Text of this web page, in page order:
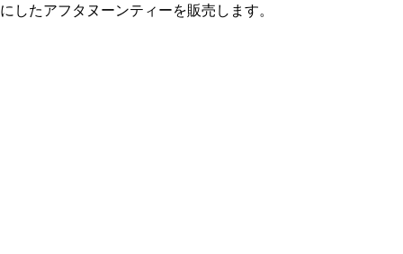
にしたアフタヌーンティーを販売します。